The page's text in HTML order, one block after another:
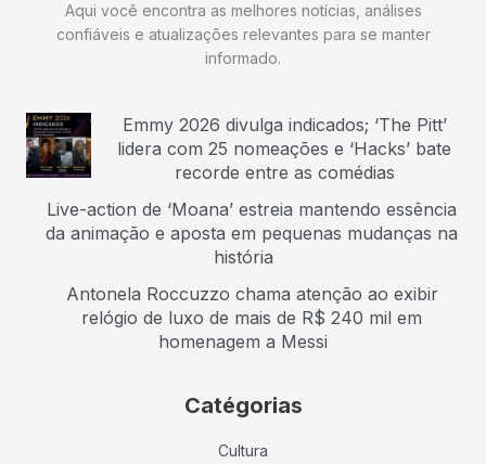
Aqui você encontra as melhores notícias, análises
confiáveis e atualizações relevantes para se manter
informado.
Emmy 2026 divulga indicados; ‘The Pitt’
lidera com 25 nomeações e ‘Hacks’ bate
recorde entre as comédias
Live-action de ‘Moana’ estreia mantendo essência
da animação e aposta em pequenas mudanças na
história
Antonela Roccuzzo chama atenção ao exibir
relógio de luxo de mais de R$ 240 mil em
homenagem a Messi
Catégorias
Cultura